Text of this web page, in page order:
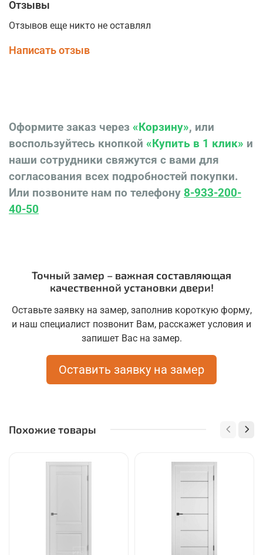
Отзывы
Отзывов еще никто не оставлял
Написать отзыв
Оформите заказ через «Корзину», или
воспользуйтесь кнопкой «Купить в 1 клик» и
наши сотрудники свяжутся с вами для
согласования всех подробностей покупки.
Или позвоните нам по телефону 8-933-200-
40-50
Точный замер – важная составляющая
качественной установки двери!
Оставьте заявку на замер, заполнив короткую форму,
и наш специалист позвонит Вам, расскажет условия и
запишет Вас на замер.
Оставить заявку на замер
Похожие товары